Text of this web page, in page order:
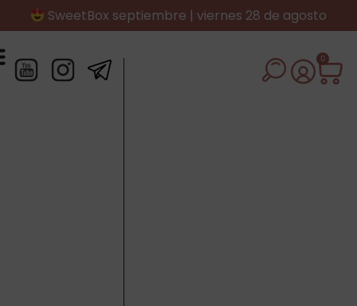
SweetBox septiembre | viernes 28 de agosto
0